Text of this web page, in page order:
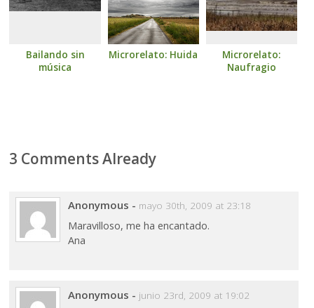
Bailando sin
música
Microrelato: Huida
Microrelato:
Naufragio
3 Comments Already
Anonymous - mayo 30th, 2009 at 23:18
Maravilloso, me ha encantado.
Ana
Anonymous - junio 23rd, 2009 at 19:02